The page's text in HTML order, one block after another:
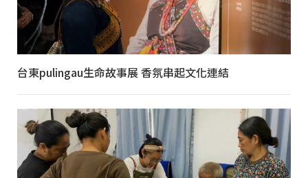
台東pulingau生命故事展 香氛串起文化連結